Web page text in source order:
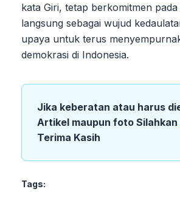
kata Giri, tetap berkomitmen pada
langsung sebagai wujud
upaya untuk terus
demokrasi di Indonesia.
Jika keberatan atau harus
Artikel maupun foto Silahkan
Terima Kasih
Tags: